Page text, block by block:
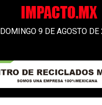
DOMINGO 9 DE AGOSTO DE